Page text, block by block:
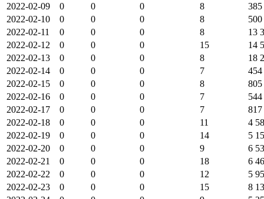
2022-02-09
0 0 0 8
385
2022-02-10
0 0 0 8
500
2022-02-11
0 0 0 8
13
2022-02-12
0 0 0 15
14
2022-02-13
0 0 0 8
18
2022-02-14
0 0 0 7
454
2022-02-15
0 0 0 8
805
2022-02-16
0 0 0 7
544
2022-02-17
0 0 0 7
817
2022-02-18
0 0 0 11
4
2022-02-19
0 0 0 14
5
2022-02-20
0 0 0 9
6
2022-02-21
0 0 0 18
6
2022-02-22
0 0 0 12
5
2022-02-23
0 0 0 15
8